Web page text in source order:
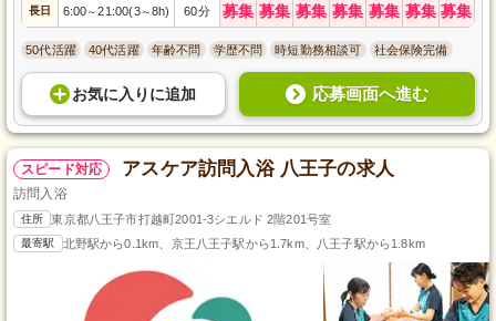
長日 6:00～21:00(3～8h) 60分 募集 募集 募集 募集 募集 募集 募集
50代活躍 40代活躍 年齢不問 学歴不問 時短勤務相談可 社会保険完備
お気に入り に追加 応募画面へ進む
スピード対応 アスケア訪問入浴 八王子の求人
訪問入浴
住所 東京都八王子市打越町2001-3シエルド 2階201号室
最寄駅 北野駅から0.1km、京王八王子駅から1.7km、八王子駅から1.8km